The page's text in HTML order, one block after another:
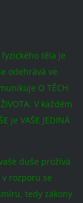
těla je
odehrává ve
O TĚCH
ŽIVOTA. V každém
je VAŠE JEDINÁ
duše prožívá
v rozporu se
tedy zákony